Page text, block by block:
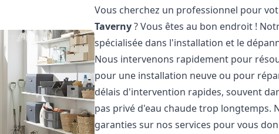
Vous cherchez un professionnel pour
Taverny? Vous êtes au bon endroit !
spécialisée dans l'installation et le
Nous intervenons rapidement pour
pour une installation neuve ou pour
délais d'intervention rapides, souvent
pas privé d'eau chaude trop
garanties sur nos services pour vous